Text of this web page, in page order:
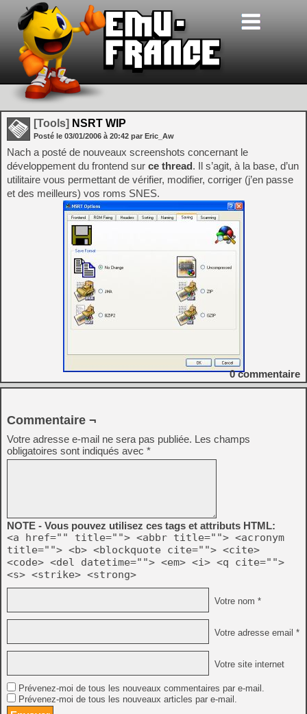
[Tools] NSRT WIP
Posté le 03/01/2006 à 20:42 par Eric_Aw
Nach a posté de nouveaux screenshots concernant le
développement du frontend sur ce thread. Il s’agit, à la base, d’un
utilitaire vous permettant de vérifier, modifier, corriger (j’en passe
et des meilleurs) vos roms SNES.
0commentaire
Commentaire ¬
Votre adresse e-mail ne sera pas publiée. Les champs
obligatoires sont indiqués avec *
NOTE - Vous pouvez utilisez ces tags et attributs HTML:
<a href="" title=""> <abbr title=""> <acronym
title=""> <b> <blockquote cite=""> <cite>
<code> <del datetime=""> <em> <i> <q cite="">
<s> <strike> <strong>
Votre nom *
Votre adresse email *
Votre site internet
Prévenez-moi de tous les nouveaux commentaires par e-mail.
Prévenez-moi de tous les nouveaux articles par e-mail.